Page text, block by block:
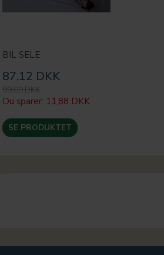
BIL SELE
87,12 DKK
99,00 DKK
Du sparer: 11,88 DKK
SE PRODUKTET